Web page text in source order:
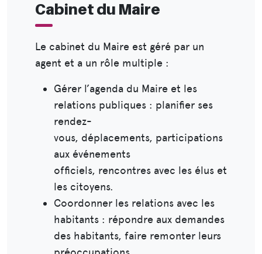
Cabinet du Maire
Le cabinet du Maire est géré par un
agent et a un rôle multiple :
Gérer l’agenda du Maire et les
relations publiques : planifier ses
rendez-
vous, déplacements, participations
aux événements
officiels, rencontres avec les élus et
les citoyens.
Coordonner les relations avec les
habitants : répondre aux demandes
des habitants, faire remonter leurs